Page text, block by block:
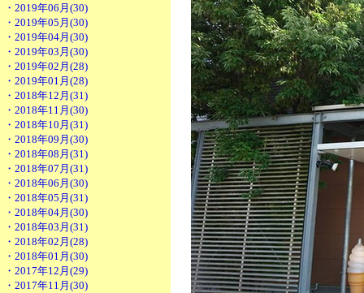
・2019年06月(30)
・2019年05月(30)
・2019年04月(30)
・2019年03月(30)
・2019年02月(28)
・2019年01月(28)
・2018年12月(31)
・2018年11月(30)
・2018年10月(31)
・2018年09月(30)
・2018年08月(31)
・2018年07月(31)
・2018年06月(30)
・2018年05月(31)
・2018年04月(30)
・2018年03月(31)
・2018年02月(28)
・2018年01月(30)
・2017年12月(29)
・2017年11月(30)